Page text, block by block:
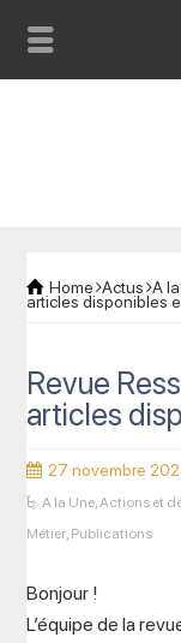
Home Actus A
articles disponibles
Revue
articles
27 novembre
A la Une,Actions et
Métier, Publications
Bonjour !
L’équipe de la